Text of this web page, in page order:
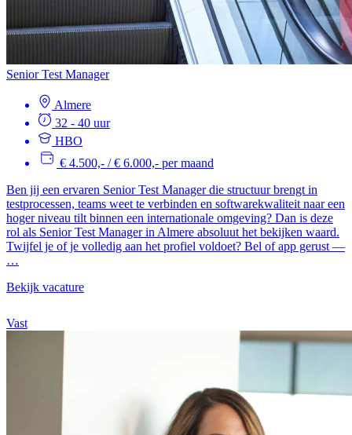
Senior Test Manager
Almere
32 - 40 uur
HBO
€ 4.500,- / € 6.000,- per maand
Ben jij een ervaren Senior Test Manager die structuur brengt in
testprocessen, teams weet te verbinden en softwarekwaliteit naar een
hoger niveau tilt binnen een internationale omgeving? Dan is deze
rol als Senior Test Manager in Almere absoluut het bekijken waard.
Twijfel je of je volledig aan het profiel voldoet? Bel of app gerust —
…
Bekijk vacature
Vast